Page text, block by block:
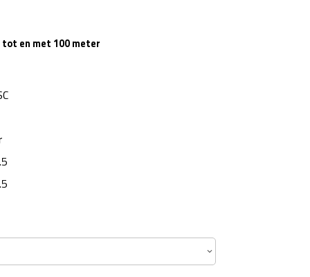
en met 100 meter